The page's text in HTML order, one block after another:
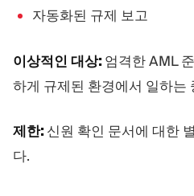
자동화된 규제 보고
이상적인 대상:엄격한 AML
하게 규제된 환경에서 일하는
제한:신원 확인 문서에 대한
다.